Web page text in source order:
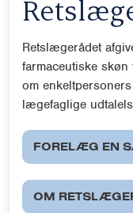
Retslægerådet
farmaceutiske
om
lægefaglige
FORELÆG EN
OM